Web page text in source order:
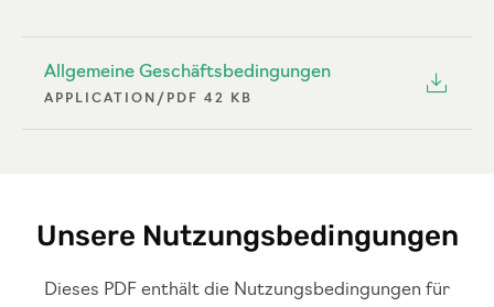
Allgemeine Geschäftsbedingungen
APPLICATION/PDF 42 KB
Unsere Nutzungsbedingungen
Dieses PDF enthält die Nutzungsbedingungen für